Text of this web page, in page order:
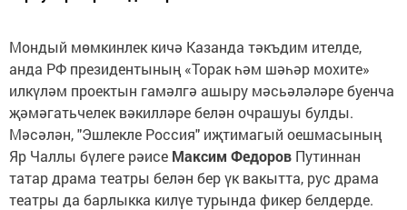
Мондый мөмкинлек кичә Казанда тәкъдим ителде,
анда РФ президентының «Торак һәм шәһәр мохите»
илкүләм проектын гамәлгә ашыру мәсьәләләре буенча
җәмәгатьчелек вәкилләре белән очрашуы булды.
Мәсәлән, "Эшлекле Россия" иҗтимагый оешмасының
Яр Чаллы бүлеге рәисе Максим Федоров Путиннан
татар драма театры белән бер үк вакытта, рус драма
театры да барлыкка килүе турында фикер белдерде.